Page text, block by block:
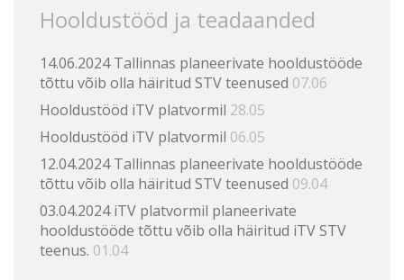
Hooldustööd ja teadaanded
14.06.2024 Tallinnas planeerivate hooldustööde
tõttu võib olla häiritud STV teenused 07.06
Hooldustööd iTV platvormil 28.05
Hooldustööd iTV platvormil 06.05
12.04.2024 Tallinnas planeerivate hooldustööde
tõttu võib olla häiritud STV teenused 09.04
03.04.2024 iTV platvormil planeerivate
hooldustööde tõttu võib olla häiritud iTV STV
teenus. 01.04